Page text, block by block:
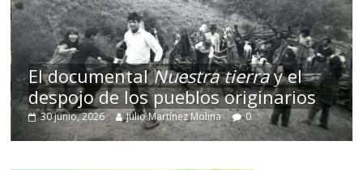
El documentalNuestra tierray el
despojo de los pueblos originarios
30 junio, 2026 Julio Martínez Molina 0